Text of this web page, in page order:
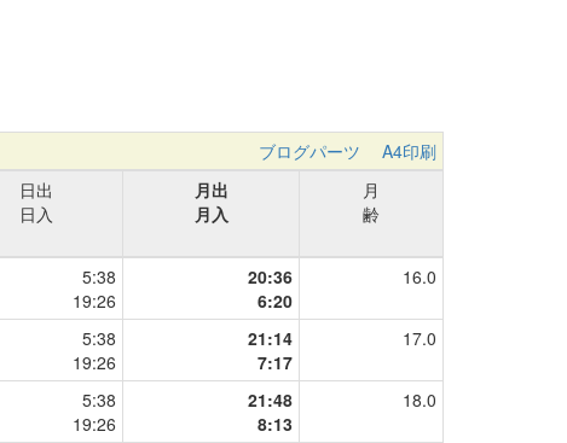
ブログパーツ
A4印刷
日出
日入
月出
月入
月
齢
5:38
19:26
20:36
6:20
16.0
5:38
19:26
21:14
7:17
17.0
5:38
19:26
21:48
8:13
18.0